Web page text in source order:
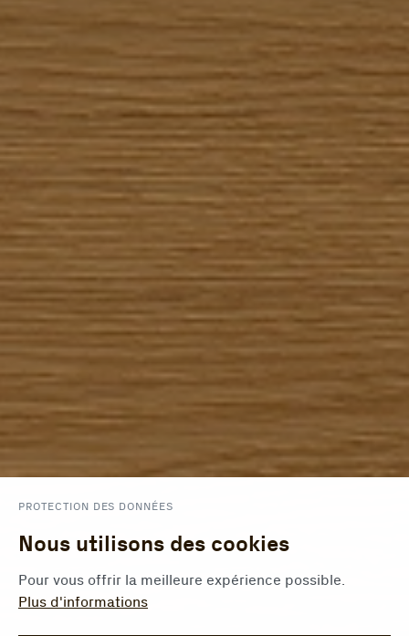
PROTECTION DES DONNÉES
Nous utilisons des cookies
Pour vous offrir la meilleure expérience possible.
Plus d'informations